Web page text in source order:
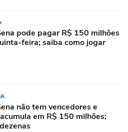
pode pagar R$ 150 milhões
feira; saiba como jogar
não tem vencedores e
em R$ 150 milhões;